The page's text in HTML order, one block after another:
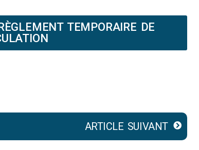
TEMPORAIRE DE
ARTICLE SUIVANT